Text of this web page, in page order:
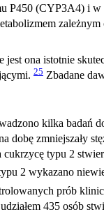
P450 (CYP3A4) i
ona istotnie
25 Zbadane
kilka
dobę zmniejszały
typu 2
2 wykazano
prób
435 osób